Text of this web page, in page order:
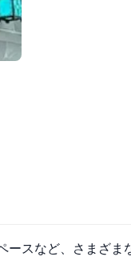
スなど、さまざま